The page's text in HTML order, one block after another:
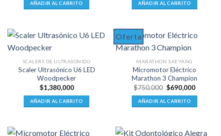
AÑADIR AL CARRITO AÑADIR AL CARRITO
SCALERS DE ULTRASONIDO
Scaler Ultrasónico U6 LED
Woodpecker
$1,380,000
AÑADIR AL CARRITO
Oferta
MARATHON SAEYANG
Micromotor Eléctrico
Marathon 3 Champion
$750,000 El
precio
original
era:
$690,000El
es:
AÑADIR AL CARRITO